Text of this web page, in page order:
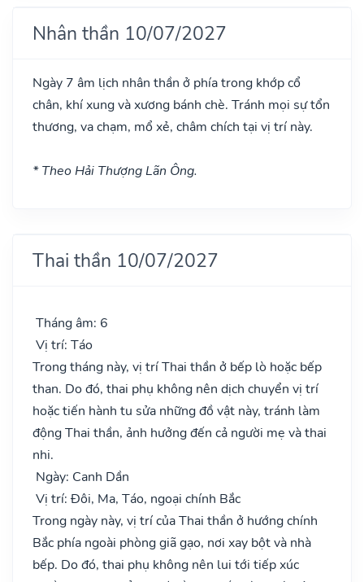
Nhân thần 10/07/2027
Ngày 7 âm lịch nhân thần ở phía trong khớp cổ
chân, khí xung và xương bánh chè. Tránh mọi sự tổn
thương, va chạm, mổ xẻ, châm chích tại vị trí này.
* Theo Hải Thượng Lãn Ông.
Thai thần 10/07/2027
Tháng âm: 6
Vị trí: Táo
Trong tháng này, vị trí Thai thần ở bếp lò hoặc bếp
than. Do đó, thai phụ không nên dịch chuyển vị trí
hoặc tiến hành tu sửa những đồ vật này, tránh làm
động Thai thần, ảnh hưởng đến cả người mẹ và thai
nhi.
Ngày: Canh Dần
Vị trí: Đôi, Ma, Táo, ngoại chính Bắc
Trong ngày này, vị trí của Thai thần ở hướng chính
Bắc phía ngoài phòng giã gạo, nơi xay bột và nhà
bếp. Do đó, thai phụ không nên lui tới tiếp xúc